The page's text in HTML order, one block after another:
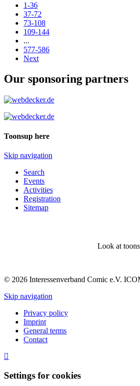
1-36
37-72
73-108
109-144
...
577-586
Next
Our sponsoring partners
Toonsup here
Skip navigation
Search
Events
Activities
Registration
Sitemap
Look at
© 2026 Interessenverband Comic e.V.
Skip navigation
Privacy policy
Imprint
General terms
Contact
Settings for cookies